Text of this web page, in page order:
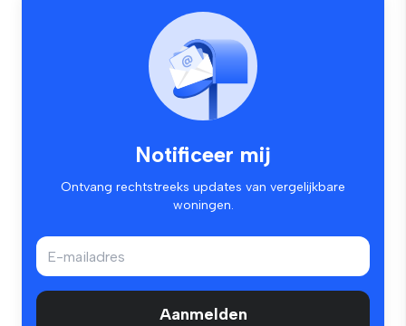
Notificeer mij
Ontvang rechtstreeks updates van vergelijkbare
woningen.
Aanmelden